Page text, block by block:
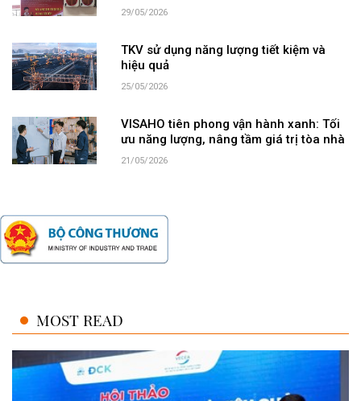
29/05/2026
TKV sử dụng năng lượng tiết kiệm và
hiệu quả
25/05/2026
VISAHO tiên phong vận hành xanh: Tối
ưu năng lượng, nâng tầm giá trị tòa nhà
21/05/2026
MOST READ